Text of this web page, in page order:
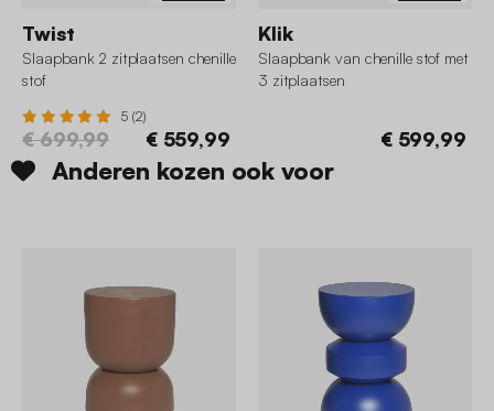
Twist
Slaapbank 2 zitplaatsen chenille
stof
5 (2)
€ 699,99 € 559,99
Klik
Slaapbank van chenille stof met
3 zitplaatsen
€ 599,99
Anderen kozen ook voor